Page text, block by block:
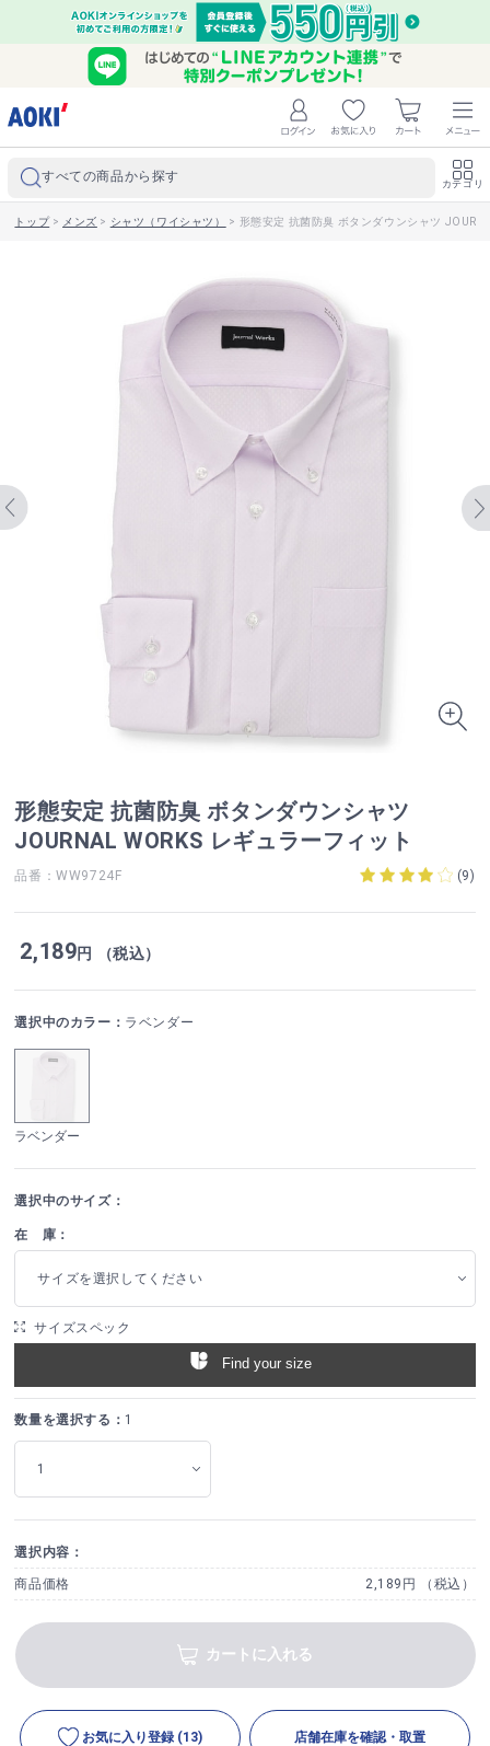
すべての商品から探す カテゴリ
トップ> メンズ > シャツ（ワイシャツ） > 形態安定 抗菌防臭 ボタンダウンシャツ
形態安定 抗菌防臭 ボタンダウンシャツ
JOURNAL WORKS レギュラーフィット
品番：WW9724F (9)
2,189円 （税込）
選択中のカラー： ラベンダー
ラベンダー
選択中のサイズ：
在 庫：
サイズを選択してください
サイズスペック
Find your size
数量を選択する： 1
選択内容：
商品価格 2,189円 （税込）
カートに入れる
お気に入り登録 (13) 店舗在庫を確認・取置